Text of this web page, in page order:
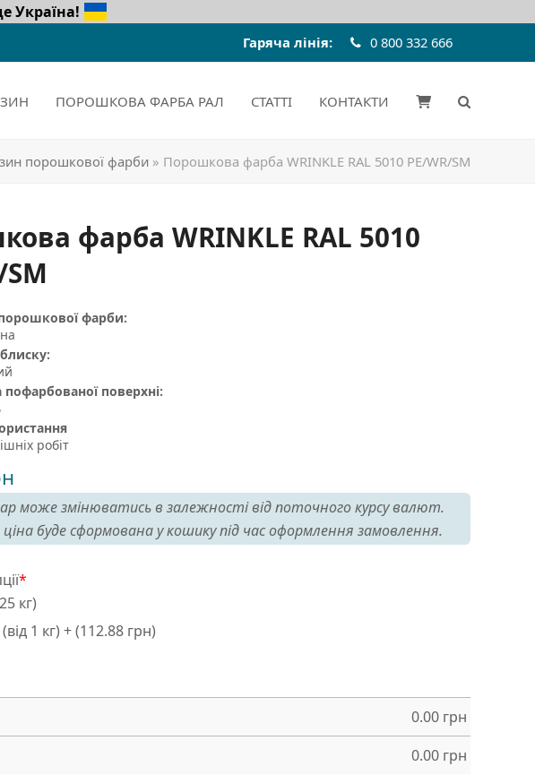
Україна!
Гаряча лінія: 0 800 332 666
ПОРОШКОВА ФАРБА РАЛ СТАТТІ КОНТАКТИ
порошкової фарби » Порошкова фарба WRINKLE RAL 5010 PE/WR/SM
фарба WRINKLE RAL 5010
фарби:
поверхні:
робіт
може змінюватись в залежності від поточного курсу валют.
буде сформована у кошику під час оформлення замовлення.
*
кг)
1 кг) + (112.88 грн)
0.00 грн
0.00 грн